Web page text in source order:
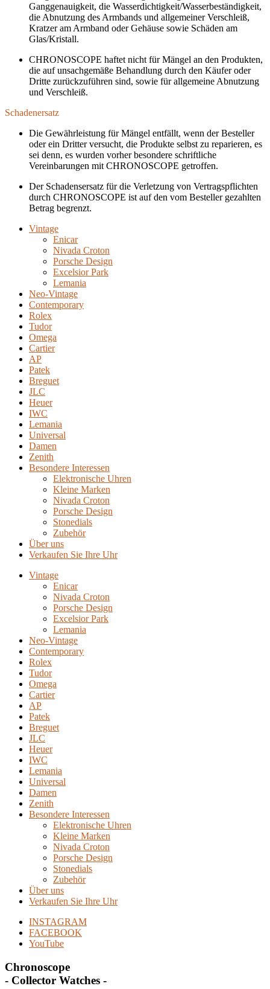
Ganggenauigkeit, die Wasserdichtigkeit/Wasserbeständigkeit,
die Abnutzung des Armbands und allgemeiner Verschleiß,
Kratzer am Armband oder Gehäuse sowie Schäden am
Glas/Kristall.
CHRONOSCOPE haftet nicht für Mängel an den Produkten,
die auf unsachgemäße Behandlung durch den Käufer oder
Dritte zurückzuführen sind, sowie für allgemeine Abnutzung
und Verschleiß.
Schadenersatz
Die Gewährleistung für Mängel entfällt, wenn der Besteller
oder ein Dritter versucht, die Produkte selbst zu reparieren, es
sei denn, es wurden vorher besondere schriftliche
Vereinbarungen mit CHRONOSCOPE getroffen.
Der Schadensersatz für die Verletzung von Vertragspflichten
durch CHRONOSCOPE ist auf den vom Besteller gezahlten
Betrag begrenzt.
Vintage
Enicar
Nivada Croton
Porsche Design
Excelsior Park
Lemania
Neo-Vintage
Contemporary
Rolex
Tudor
Omega
Cartier
AP
Patek
Breguet
JLC
Heuer
IWC
Lemania
Universal
Damen
Zenith
Besondere Interessen
Elektronische Uhren
Kleine Marken
Nivada Croton
Porsche Design
Stonedials
Zubehör
Über uns
Verkaufen Sie Ihre Uhr
Vintage
Enicar
Nivada Croton
Porsche Design
Excelsior Park
Lemania
Neo-Vintage
Contemporary
Rolex
Tudor
Omega
Cartier
AP
Patek
Breguet
JLC
Heuer
IWC
Lemania
Universal
Damen
Zenith
Besondere Interessen
Elektronische Uhren
Kleine Marken
Nivada Croton
Porsche Design
Stonedials
Zubehör
Über uns
Verkaufen Sie Ihre Uhr
INSTAGRAM
FACEBOOK
YouTube
Chronoscope
- Collector Watches -